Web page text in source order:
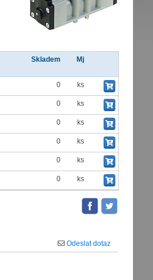
Skladem Mj
0 ks
0 ks
0 ks
0 ks
0 ks
0 ks
Odeslat dotaz